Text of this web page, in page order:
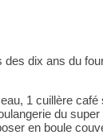
dix ans du
1 cuillère
du
en boule